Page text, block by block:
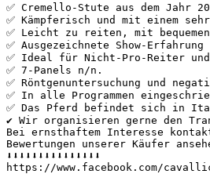
✅️ Cremello-Stute aus dem Jahr
✅️ Kämpferisch und mit einem
✅️ Leicht zu reiten, mit
✅️ Ausgezeichnete Show-
✅️ Ideal für Nicht-Pro-Reiter
✅️ 7-Panels n/n.
✅️ Röntgenuntersuchung und
✅️ In alle Programmen
✅️ Das Pferd befindet sich
✔️ Wir organisieren gerne den
Bei ernsthaftem Interesse
Bewertungen unserer Käufer
⬇️⬇️⬇️⬇️⬇️⬇️⬇️⬇️⬇️⬇️⬇️⬇️⬇️⬇️⬇️
https://www.facebook.com/